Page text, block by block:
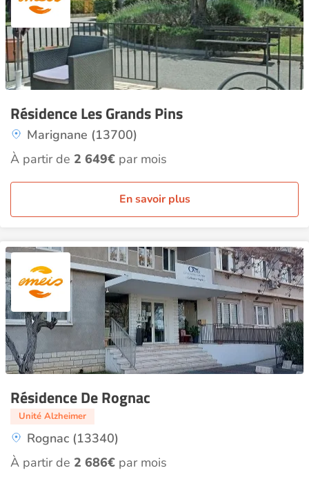
Résidence Les Grands Pins
Marignane (13700)
À partir de 2 649€ par mois
En savoir plus
Résidence De Rognac
Unité Alzheimer
Rognac (13340)
À partir de 2 686€ par mois